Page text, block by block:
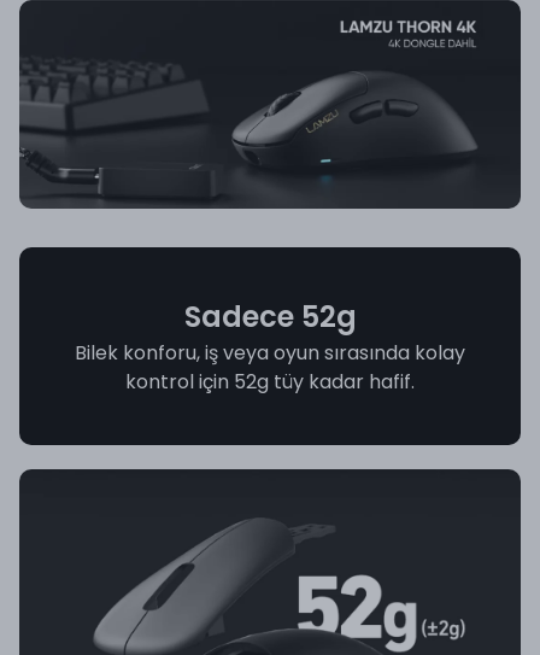
Sadece 52g
Bilek konforu, iş veya oyun sırasında kolay
kontrol için 52g tüy kadar hafif.